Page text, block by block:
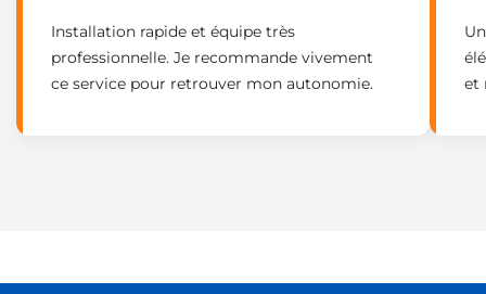
Installation rapide et équipe très
professionnelle. Je recommande vivement
ce service pour retrouver mon autonomie.
et